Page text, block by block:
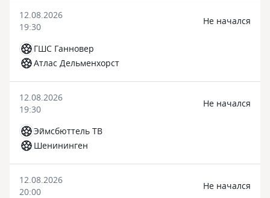
12.08.2026
19:30
ГШС Ганновер
Атлас Дельменхорст
Не начался
12.08.2026
19:30
Эймсбюттель ТВ
Шенининген
Не начался
12.08.2026
20:00
Не начался